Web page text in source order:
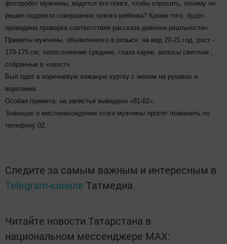
фоторобот мужчины, ведется его поиск, чтобы спросить, почему он
решил подвезти совершенно чужого ребенка? Кроме того, будет
проведена проверка соответствия рассказа девочки реальности».
Приметы мужчины, объявленного в розыск: на вид 20-21 год, рост -
170-175 см, телосложение среднее, глаза карие, волосы светлые ,
собранные в «хвост».
Был одет в коричневую кожаную куртку с мехом на рукавах и
воротнике.
Особая примета: на запястье выведено «81-82».
Знающих о местонахождении этого мужчины просят позвонить по
телефону 02.
Следите за самым важным и интересным в
Telegram-канале Татмедиа
Читайте новости Татарстана в
национальном мессенджере MАХ: